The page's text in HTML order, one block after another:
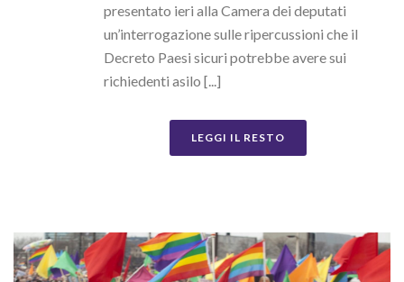
presentato ieri alla Camera dei deputati
un’interrogazione sulle ripercussioni che il
Decreto Paesi sicuri potrebbe avere sui
richiedenti asilo [...]
LEGGI IL RESTO